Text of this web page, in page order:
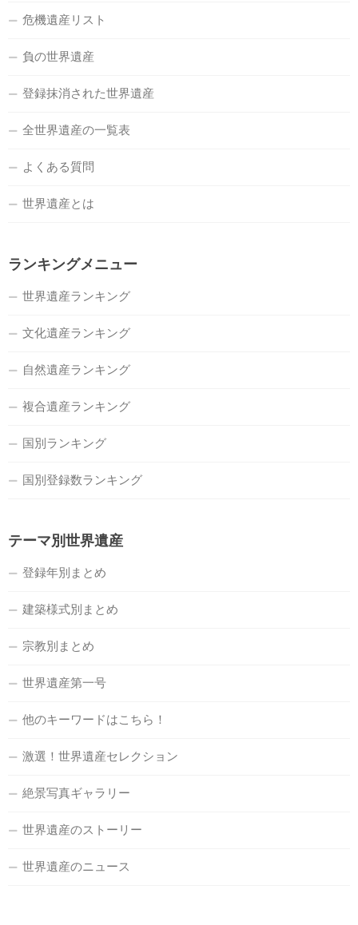
危機遺産リスト
負の世界遺産
登録抹消された世界遺産
全世界遺産の一覧表
よくある質問
世界遺産とは
ランキングメニュー
世界遺産ランキング
文化遺産ランキング
自然遺産ランキング
複合遺産ランキング
国別ランキング
国別登録数ランキング
テーマ別世界遺産
登録年別まとめ
建築様式別まとめ
宗教別まとめ
世界遺産第一号
他のキーワードはこちら！
激選！世界遺産セレクション
絶景写真ギャラリー
世界遺産のストーリー
世界遺産のニュース